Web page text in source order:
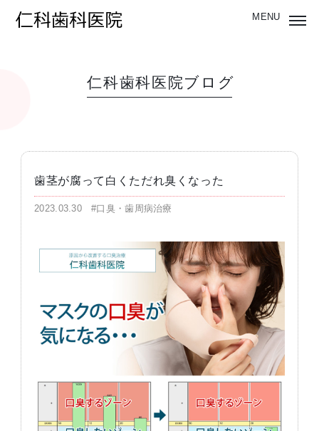
仁科歯科医院ブログ
歯茎が腐って白くただれ臭くなった
2023.03.30#口臭・歯周病治療